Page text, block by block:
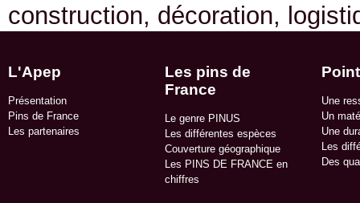
construction, décoration,
L'Apep
Présentation
Pins de France
Les partenaires
Les pins de
France
Le genre PINUS
Les différentes espèces
Couverture géographique
Les PINS DE FRANCE en
chiffres
Une
Un
Une
Les
Des